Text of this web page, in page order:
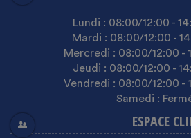
Lundi : 08:00/12:00 -
Mardi : 08:00/12:00 -
Mercredi : 08:00/12:00 -
Jeudi : 08:00/12:00 -
Vendredi : 08:00/12:00 -
Samedi :
ESPACE